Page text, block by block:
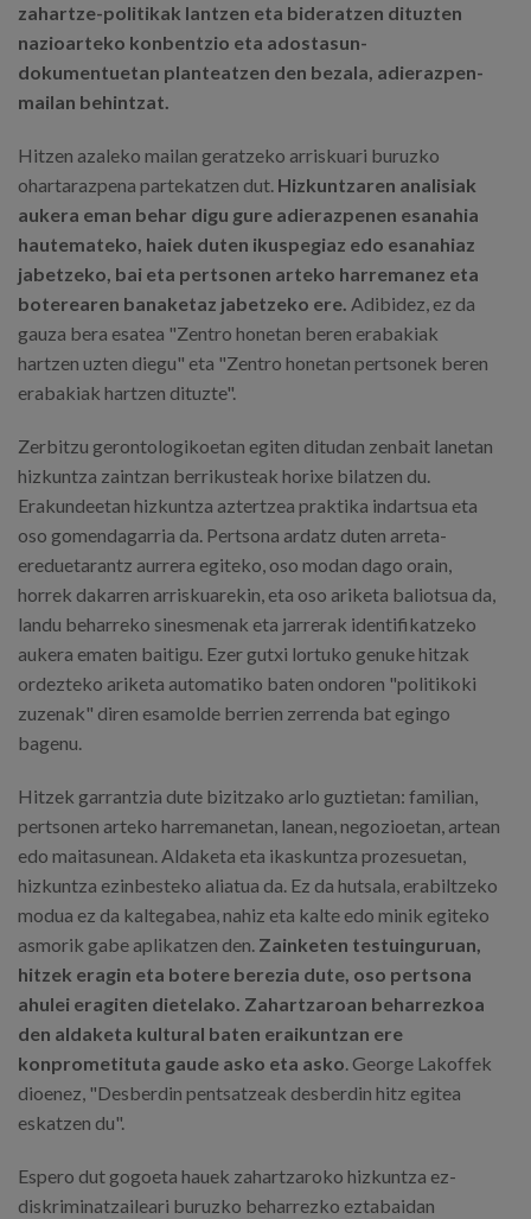
zahartze-politikak lantzen eta bideratzen dituzten
nazioarteko konbentzio eta adostasun-
dokumentuetan planteatzen den bezala, adierazpen-
mailan behintzat.
Hitzen azaleko mailan geratzeko arriskuari buruzko
ohartarazpena partekatzen dut. Hizkuntzaren analisiak
aukera eman behar digu gure adierazpenen esanahia
hautemateko, haiek duten ikuspegiaz edo esanahiaz
jabetzeko, bai eta pertsonen arteko harremanez eta
boterearen banaketaz jabetzeko ere. Adibidez, ez da
gauza bera esatea "Zentro honetan beren erabakiak
hartzen uzten diegu" eta "Zentro honetan pertsonek beren
erabakiak hartzen dituzte".
Zerbitzu gerontologikoetan egiten ditudan zenbait lanetan
hizkuntza zaintzan berrikusteak horixe bilatzen du.
Erakundeetan hizkuntza aztertzea praktika indartsua eta
oso gomendagarria da. Pertsona ardatz duten arreta-
ereduetarantz aurrera egiteko, oso modan dago orain,
horrek dakarren arriskuarekin, eta oso ariketa baliotsua da,
landu beharreko sinesmenak eta jarrerak identifikatzeko
aukera ematen baitigu. Ezer gutxi lortuko genuke hitzak
ordezteko ariketa automatiko baten ondoren "politikoki
zuzenak" diren esamolde berrien zerrenda bat egingo
bagenu.
Hitzek garrantzia dute bizitzako arlo guztietan: familian,
pertsonen arteko harremanetan, lanean, negozioetan, artean
edo maitasunean. Aldaketa eta ikaskuntza prozesuetan,
hizkuntza ezinbesteko aliatua da. Ez da hutsala, erabiltzeko
modua ez da kaltegabea, nahiz eta kalte edo minik egiteko
asmorik gabe aplikatzen den. Zainketen testuinguruan,
hitzek eragin eta botere berezia dute, oso pertsona
ahulei eragiten dietelako. Zahartzaroan beharrezkoa
den aldaketa kultural baten eraikuntzan ere
konprometituta gaude asko eta asko. George Lakoffek
dioenez, "Desberdin pentsatzeak desberdin hitz egitea
eskatzen du".
Espero dut gogoeta hauek zahartzaroko hizkuntza ez-
diskriminatzaileari buruzko beharrezko eztabaidan